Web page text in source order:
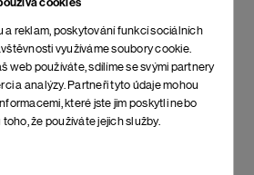
a reklam, poskytování funkcí sociálních
využíváme soubory cookie.
web používáte, sdílíme se svými partnery
a analýzy. Partneři tyto údaje mohou
které jste jim poskytli nebo
že používáte jejich služby.